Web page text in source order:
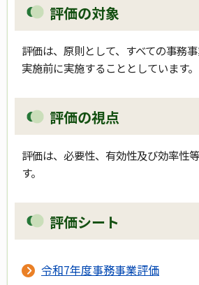
評価の対象
評価は、原則として、すべての事務
実施前に実施することとしています。
評価の視点
評価は、必要性、有効性及び効率性
す。
評価シート
令和7年度事務事業評価